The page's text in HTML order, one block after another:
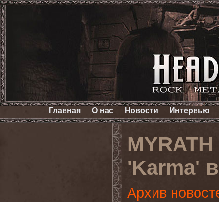
Главная О нас Новости Интервью
'Karma'
Архив